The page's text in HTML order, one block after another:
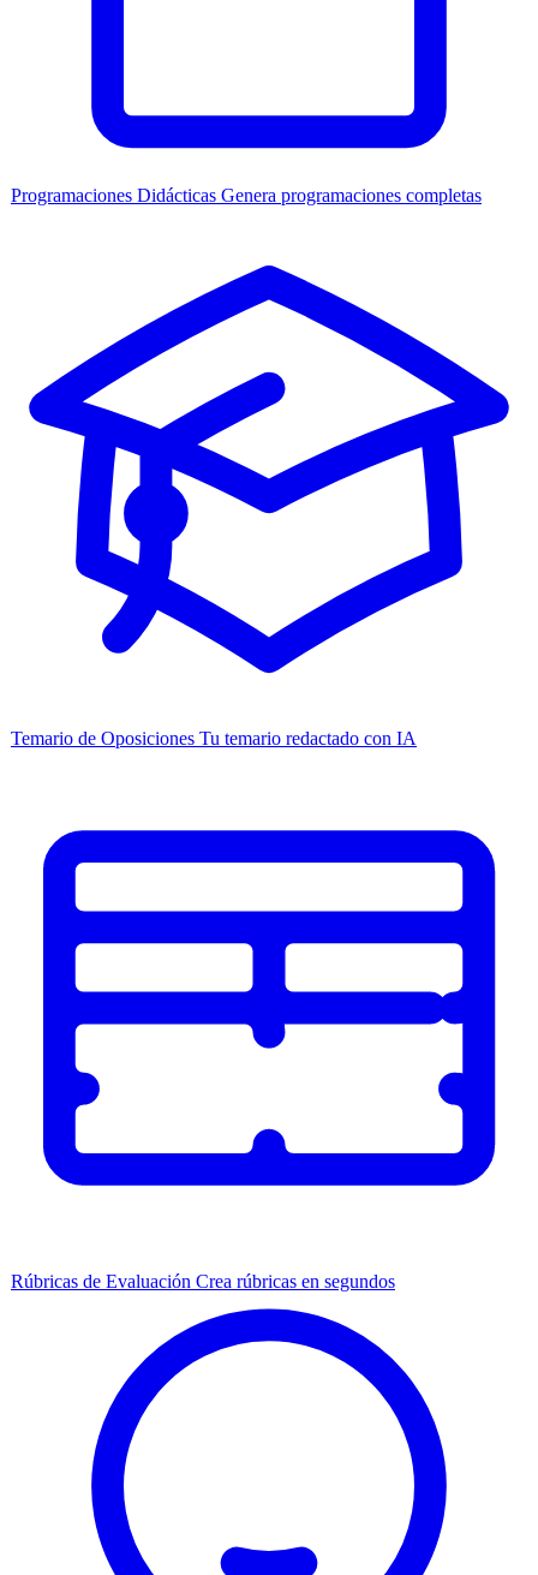
Programaciones Didácticas Genera programaciones completas
Temario de Oposiciones Tu temario redactado con IA
Rúbricas de Evaluación Crea rúbricas en segundos